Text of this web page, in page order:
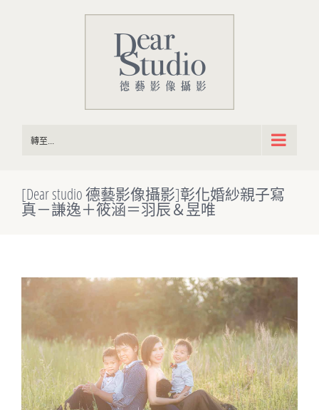
轉至...
[Dear studio 德藝影像攝影]彰化婚紗親子寫
真－謙逸＋筱涵＝羽辰＆昱唯
View